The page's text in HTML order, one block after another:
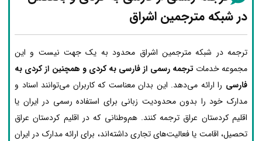
در شبکه مترجمین اشراق
ترجمه در شبکه مترجمین اشراق محدود به یک جهت نیست و این
مجموعه خدمات ترجمه رسمی از فارسی به کردی و همچنین از کردی به
فارسی را ارائه می‌دهد. این بدان معناست که کاربران می‌توانند اسناد و
مدارک خود را بدون محدودیت زبانی برای استفاده رسمی در ایران یا
اقلیم کردستان عراق ترجمه کنند. هم‌وطنانی که در اقلیم کردستان عراق
تحصیل، اقامت یا فعالیت‌های تجاری داشته‌اند، برای ارائه مدارک در ایران